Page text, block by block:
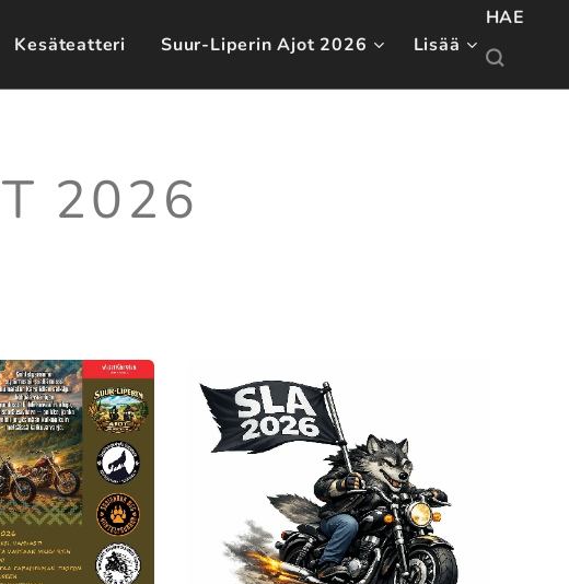
Kesäteatteri Suur-Liperin Ajot 2026 Lisää
HAE
2026